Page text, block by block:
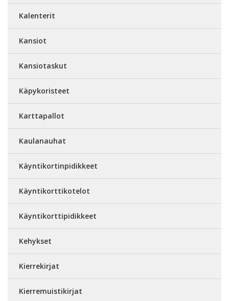
Kalenterit
Kansiot
Kansiotaskut
Käpykoristeet
Karttapallot
Kaulanauhat
Käyntikortinpidikkeet
Käyntikorttikotelot
Käyntikorttipidikkeet
Kehykset
Kierrekirjat
Kierremuistikirjat